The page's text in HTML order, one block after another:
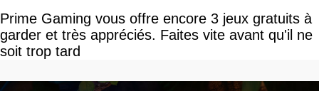
Prime Gaming vous offre encore 3 jeux gratuits à
garder et très appréciés. Faites vite avant qu'il ne
soit trop tard